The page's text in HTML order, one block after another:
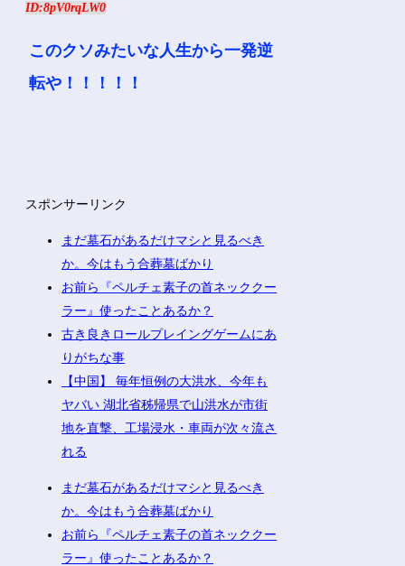
ID:8pV0rqLW0
このクソみたいな人生から一発逆
転や！！！！！
スポンサーリンク
まだ墓石があるだけマシと見るべき
か。今はもう合葬墓ばかり
お前ら『ペルチェ素子の首ネッククー
ラー』使ったことあるか？
古き良きロールプレイングゲームにあ
りがちな事
【中国】 毎年恒例の大洪水、今年も
ヤバい 湖北省秭帰県で山洪水が市街
地を直撃、工場浸水・車両が次々流さ
れる
まだ墓石があるだけマシと見るべき
か。今はもう合葬墓ばかり
お前ら『ペルチェ素子の首ネッククー
ラー』使ったことあるか？